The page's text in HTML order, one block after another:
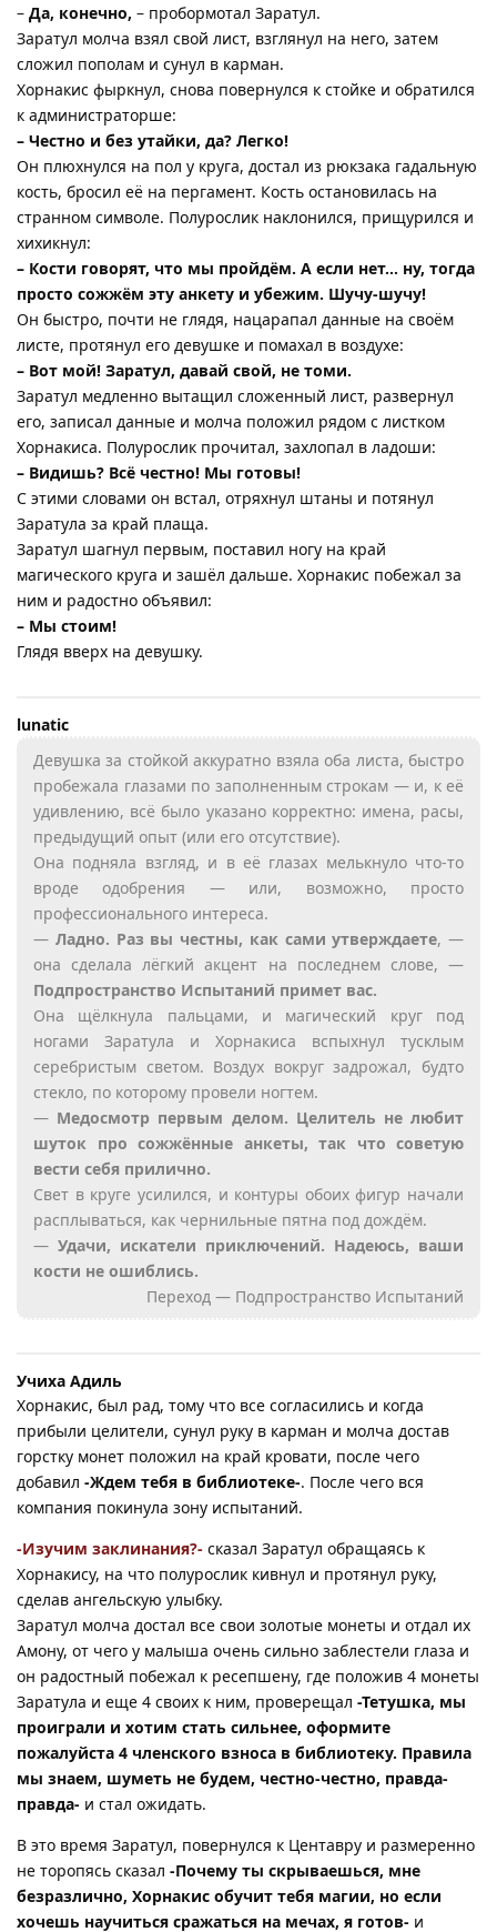
– Да, конечно, – пробормотал Заратул.
Заратул молча взял свой лист, взглянул на него, затем
сложил пополам и сунул в карман.
Хорнакис фыркнул, снова повернулся к стойке и обратился
к администраторше:
– Честно и без утайки, да? Легко!
Он плюхнулся на пол у круга, достал из рюкзака гадальную
кость, бросил её на пергамент. Кость остановилась на
странном символе. Полурослик наклонился, прищурился и
хихикнул:
– Кости говорят, что мы пройдём. А если нет… ну, тогда
просто сожжём эту анкету и убежим. Шучу-шучу!
Он быстро, почти не глядя, нацарапал данные на своём
листе, протянул его девушке и помахал в воздухе:
– Вот мой! Заратул, давай свой, не томи.
Заратул медленно вытащил сложенный лист, развернул
его, записал данные и молча положил рядом с листком
Хорнакиса. Полурослик прочитал, захлопал в ладоши:
– Видишь? Всё честно! Мы готовы!
С этими словами он встал, отряхнул штаны и потянул
Заратула за край плаща.
Заратул шагнул первым, поставил ногу на край
магического круга и зашёл дальше. Хорнакис побежал за
ним и радостно объявил:
– Мы стоим!
Глядя вверх на девушку.
lunatic
Девушка за стойкой аккуратно взяла оба листа, быстро
пробежала глазами по заполненным строкам — и, к её
удивлению, всё было указано корректно: имена, расы,
предыдущий опыт (или его отсутствие).
Она подняла взгляд, и в её глазах мелькнуло что-то
вроде одобрения — или, возможно, просто
профессионального интереса.
— Ладно. Раз вы честны, как сами утверждаете, —
она сделала лёгкий акцент на последнем слове, —
Подпространство Испытаний примет вас.
Она щёлкнула пальцами, и магический круг под
ногами Заратула и Хорнакиса вспыхнул тусклым
серебристым светом. Воздух вокруг задрожал, будто
стекло, по которому провели ногтем.
— Медосмотр первым делом. Целитель не любит
шуток про сожжённые анкеты, так что советую
вести себя прилично.
Свет в круге усилился, и контуры обоих фигур начали
расплываться, как чернильные пятна под дождём.
— Удачи, искатели приключений. Надеюсь, ваши
кости не ошиблись.
Переход — Подпространство Испытаний
Учиха Адиль
Хорнакис, был рад, тому что все согласились и когда
прибыли целители, сунул руку в карман и молча достав
горстку монет положил на край кровати, после чего
добавил -Ждем тебя в библиотеке-. После чего вся
компания покинула зону испытаний.
-Изучим заклинания?- сказал Заратул обращаясь к
Хорнакису, на что полурослик кивнул и протянул руку,
сделав ангельскую улыбку.
Заратул молча достал все свои золотые монеты и отдал их
Амону, от чего у малыша очень сильно заблестели глаза и
он радостный побежал к ресепшену, где положив 4 монеты
Заратула и еще 4 своих к ним, проверещал -Тетушка, мы
проиграли и хотим стать сильнее, оформите
пожалуйста 4 членского взноса в библиотеку. Правила
мы знаем, шуметь не будем, честно-честно, правда-
правда- и стал ожидать.
В это время Заратул, повернулся к Центавру и размеренно
не торопясь сказал -Почему ты скрываешься, мне
безразлично, Хорнакис обучит тебя магии, но если
хочешь научиться сражаться на мечах, я готов- и